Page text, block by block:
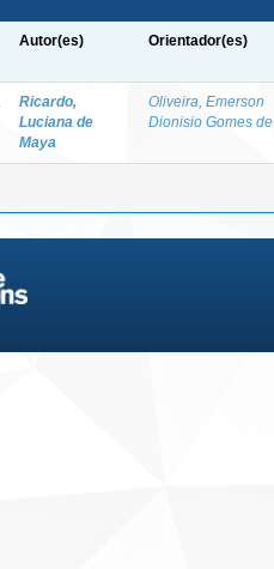
Autor(es) Orientador(es)
Ricardo,
Luciana de
Maya
Oliveira, Emerson
Dionisio Gomes de